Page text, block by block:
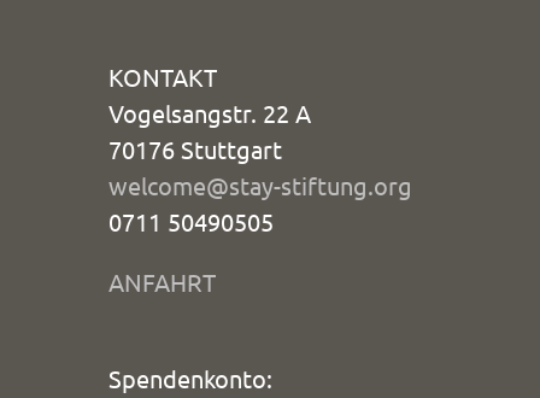
KONTAKT
Vogelsangstr. 22 A
70176 Stuttgart
welcome@stay-stiftung.org
0711 50490505
ANFAHRT
Spendenkonto: